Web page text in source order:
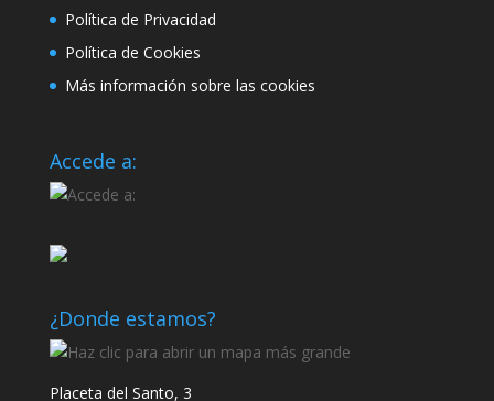
Política de Privacidad
Política de Cookies
Más información sobre las cookies
Accede a:
¿Donde estamos?
Placeta del Santo, 3